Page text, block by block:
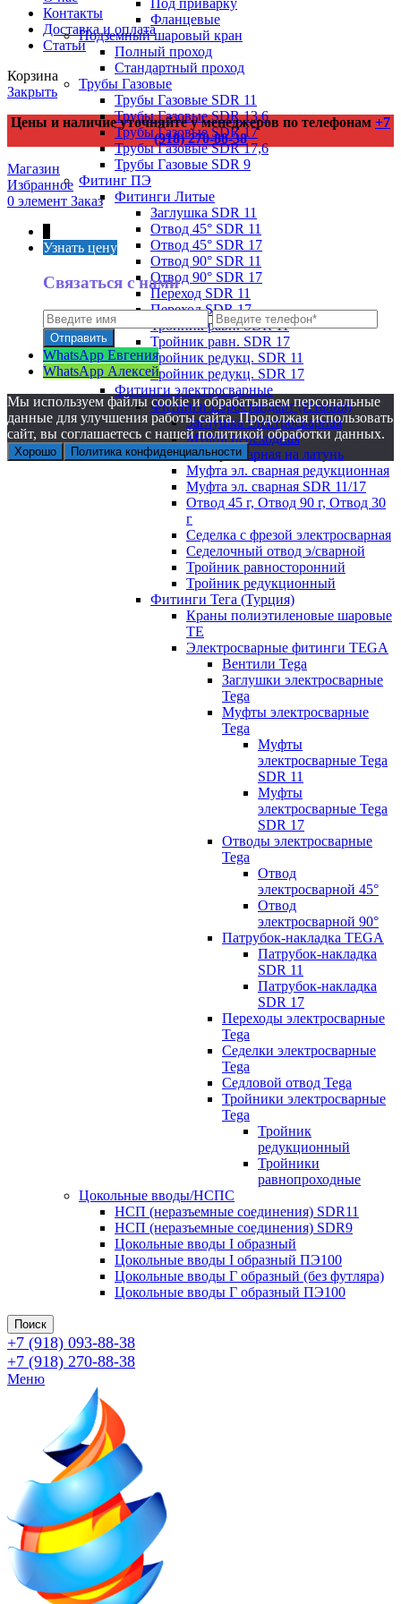
Под приварку
Фланцевые
Подземный шаровый кран
Полный проход
Стандартный проход
Трубы Газовые
Трубы Газовые SDR 11
Трубы Газовые SDR 13,6
Трубы Газовые SDR 17
Трубы Газовые SDR 17,6
Трубы Газовые SDR 9
Фитинг ПЭ
Фитинги Литые
Заглушка SDR 11
Отвод 45° SDR 11
Отвод 45° SDR 17
Отвод 90° SDR 11
Отвод 90° SDR 17
Переход SDR 11
Переход SDR 17
Тройник равн. SDR 11
Тройник равн. SDR 17
Тройник редукц. SDR 11
Тройник редукц. SDR 17
Фитинги электросварные
Фитинги Евростандарт (Италия)
Заглушка электросварная
Муфта переходная
электросварная на латунь
Муфта эл. cварная редукционная
Муфта эл. сварная SDR 11/17
Отвод 45 г, Отвод 90 г, Отвод 30
г
Седелка с фрезой электросварная
Седелочный отвод э/сварной
Тройник равносторонний
Тройник редукционный
Фитинги Тега (Турция)
Краны полиэтиленовые шаровые
TE
Электросварные фитинги TEGA
Вентили Tega
Заглушки электросварные
Tega
Муфты электросварные
Tega
Муфты
электросварные Tega
SDR 11
Муфты
электросварные Tega
SDR 17
Отводы электросварные
Tega
Отвод
электросварной 45°
Отвод
электросварной 90°
Патрубок-накладка TEGA
Патрубок-накладка
SDR 11
Патрубок-накладка
SDR 17
Переходы электросварные
Tega
Седелки электросварные
Tega
Седловой отвод Tega
Тройники электросварные
Tega
Тройник
редукционный
Тройники
равнопроходные
Цокольные вводы/НСПС
НСП (неразъемные соединения) SDR11
НСП (неразъемные соединения) SDR9
Цокольные вводы I образный
Цокольные вводы I образный ПЭ100
Цокольные вводы Г образный (без футляра)
Цокольные вводы Г образный ПЭ100
Поиск
+7 (918) 093-88-38
+7 (918) 270-88-38
Меню
Контакты
Доставка и оплата
Статьи
Корзина
Закрыть
Цены и наличие уточняйте у менеджеров по телефонам +7
(918) 270-88-38
Магазин
Избранное
0 элемент Заказ
Узнать цену
Связаться с нами
WhatsApp Евгения
WhatsApp Алексей
Мы используем файлы cookie и обрабатываем персональные
данные для улучшения работы сайта. Продолжая использовать
сайт, вы соглашаетесь с нашей политикой обработки данных.
Хорошо Политика конфиденциальности